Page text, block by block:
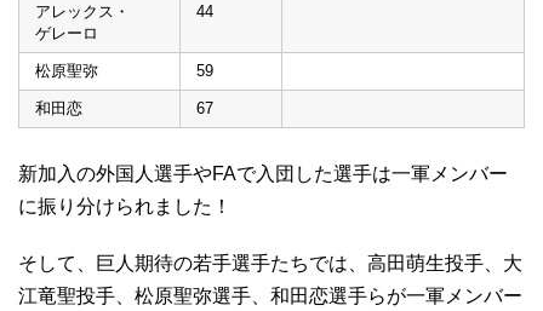
アレックス・
ゲレーロ
44
松原聖弥 59
和田恋 67
新加入の外国人選手やFAで入団した選手は一軍メンバー
に振り分けられました！
そして、巨人期待の若手選手たちでは、高田萌生投手、大
江竜聖投手、松原聖弥選手、和田恋選手らが一軍メンバー